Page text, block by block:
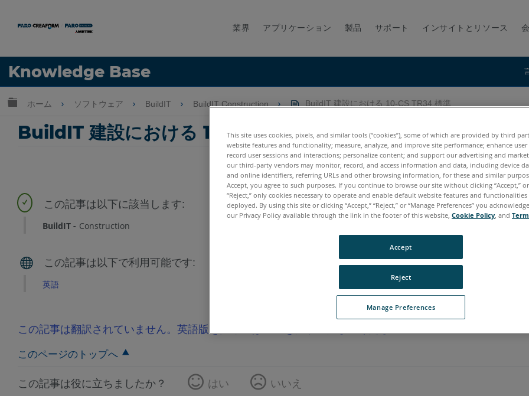
業界 アプリケーション 製品 サポート インサイトとリソース
Knowledge Base
言語
グローバル階層を展開/折りたたむ
ホーム ソフトウェア BuildIT BuildIT Construction BuildIT 建設における 10-CS TR34 標準
BuildIT 建設における 10-CS TR34 標準
BuildIT Construction
英語
この記事は翻訳されていません。英語版を見るにはここをクリックしてください。
このページのトップへ
この記事は役に立ちましたか？ はい いいえ
This site uses cookies, pixels, and similar tools (“cookies”), some of which are provided by third
website features and functionality; measure, analyze, and improve site performance; enhance user
record user sessions and interactions; personalize content; and support our advertising and
our third-party vendors may monitor, record, and access information and data, including device
and online identifiers, referring URLs and other browsing information, for these and similar
Accept, you agree to such purposes. If you continue to browse our site without clicking “Accept,”
“Reject,” only cookies necessary to operate and enable default website features and
deployed. By using this site or clicking “Accept,” “Reject,” or “Manage Preferences” you
our Privacy Policy available through the link in the footer of this website, Cookie Policy, and
Manage Preferences
Reject
Accept